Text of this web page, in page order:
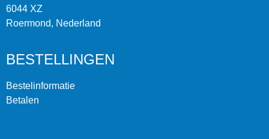
6044 XZ
Roermond, Nederland
BESTELLINGEN
Bestelinformatie
Betalen